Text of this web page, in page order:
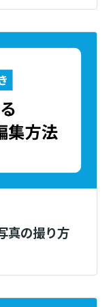
真の撮り方